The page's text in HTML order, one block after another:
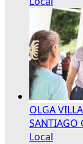
OLGA
SANTIAGO
Local